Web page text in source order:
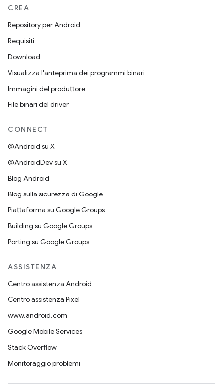
CREA
Repository per Android
Requisiti
Download
Visualizza l'anteprima dei programmi binari
Immagini del produttore
File binari del driver
CONNECT
@Android su X
@AndroidDev su X
Blog Android
Blog sulla sicurezza di Google
Piattaforma su Google Groups
Building su Google Groups
Porting su Google Groups
ASSISTENZA
Centro assistenza Android
Centro assistenza Pixel
www.android.com
Google Mobile Services
Stack Overflow
Monitoraggio problemi